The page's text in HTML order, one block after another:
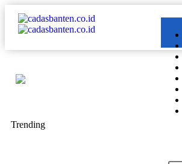
Trending